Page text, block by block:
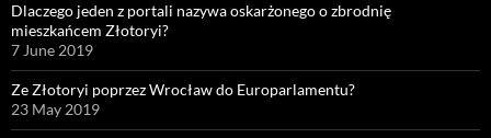
Dlaczego jeden z portali nazywa oskarżonego o zbrodnię
mieszkańcem Złotoryi?
7 June 2019
Ze Złotoryi poprzez Wrocław do Europarlamentu?
23 May 2019